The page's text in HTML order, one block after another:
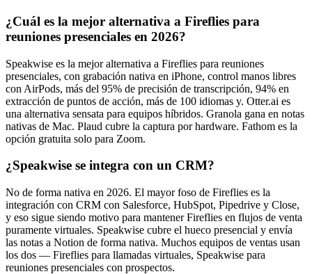
¿Cuál es la mejor alternativa a Fireflies para
reuniones presenciales en 2026?
Speakwise es la mejor alternativa a Fireflies para reuniones
presenciales, con grabación nativa en iPhone, control manos libres
con AirPods, más del 95% de precisión de transcripción, 94% en
extracción de puntos de acción, más de 100 idiomas y. Otter.ai es
una alternativa sensata para equipos híbridos. Granola gana en notas
nativas de Mac. Plaud cubre la captura por hardware. Fathom es la
opción gratuita solo para Zoom.
¿Speakwise se integra con un CRM?
No de forma nativa en 2026. El mayor foso de Fireflies es la
integración con CRM con Salesforce, HubSpot, Pipedrive y Close,
y eso sigue siendo motivo para mantener Fireflies en flujos de venta
puramente virtuales. Speakwise cubre el hueco presencial y envía
las notas a Notion de forma nativa. Muchos equipos de ventas usan
los dos — Fireflies para llamadas virtuales, Speakwise para
reuniones presenciales con prospectos.